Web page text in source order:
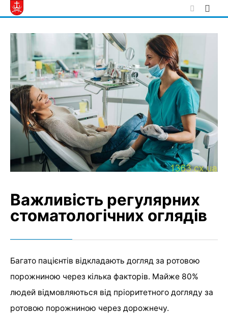
Skip
to
Важливість регулярних
стоматологічних оглядів
Багато пацієнтів відкладають догляд за ротовою
порожниною через кілька факторів. Майже 80%
людей відмовляються від пріоритетного догляду за
ротовою порожниною через дорожнечу.